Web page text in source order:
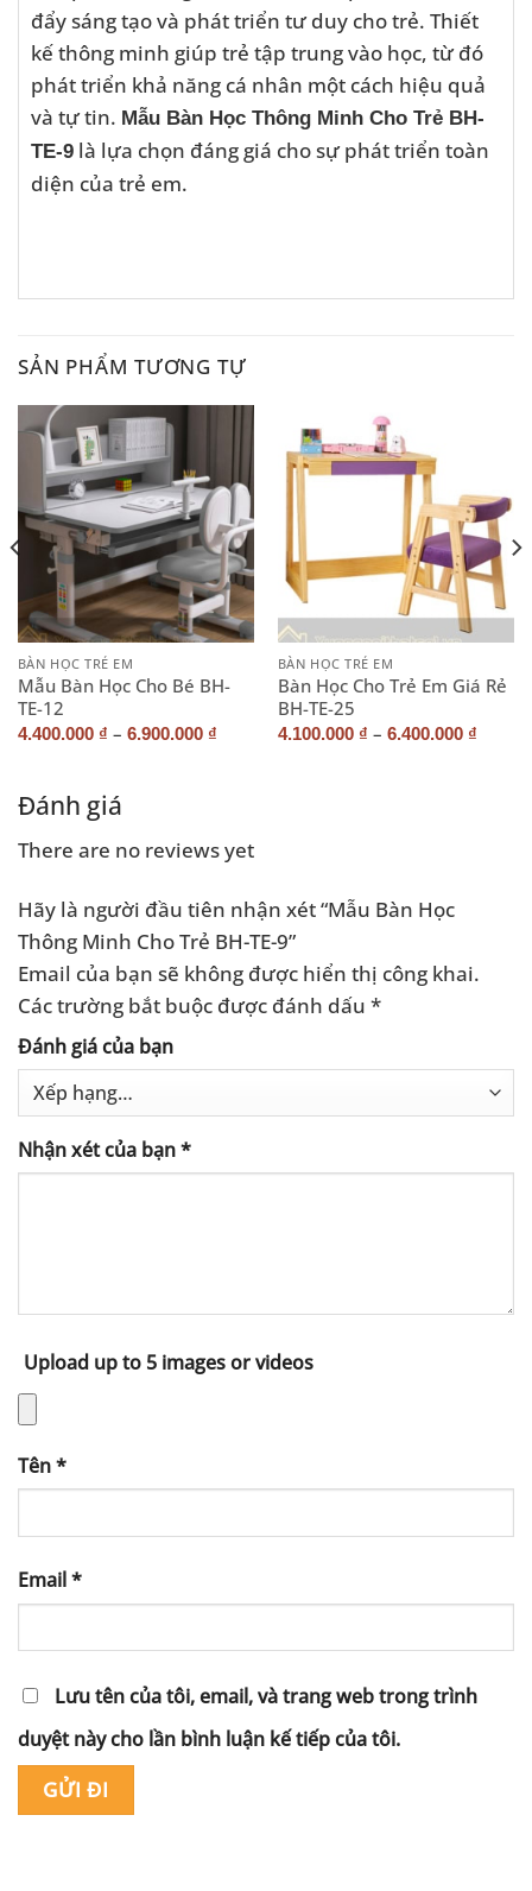
đẩy sáng tạo và phát triển tư duy cho trẻ. Thiết
kế thông minh giúp trẻ tập trung vào học, từ đó
phát triển khả năng cá nhân một cách hiệu quả
và tự tin. Mẫu Bàn Học Thông Minh Cho Trẻ BH-
TE-9 là lựa chọn đáng giá cho sự phát triển toàn
diện của trẻ em.
SẢN PHẨM TƯƠNG TỰ
BÀN HỌC TRẺ EM
Mẫu Bàn Học Cho Bé BH-
TE-12
4.400.000 ₫ – 6.900.000 ₫
BÀN HỌC TRẺ EM
Bàn Học Cho Trẻ Em Giá Rẻ
BH-TE-25
4.100.000 ₫ – 6.400.000 ₫
Đánh giá
There are no reviews yet
Hãy là người đầu tiên nhận xét “Mẫu Bàn Học
Thông Minh Cho Trẻ BH-TE-9”
Email của bạn sẽ không được hiển thị công khai.
Các trường bắt buộc được đánh dấu *
Đánh giá của bạn
Nhận xét của bạn*
Upload up to 5 images or videos
Tên*
Email*
Lưu tên của tôi, email, và trang web trong trình
duyệt này cho lần bình luận kế tiếp của tôi.